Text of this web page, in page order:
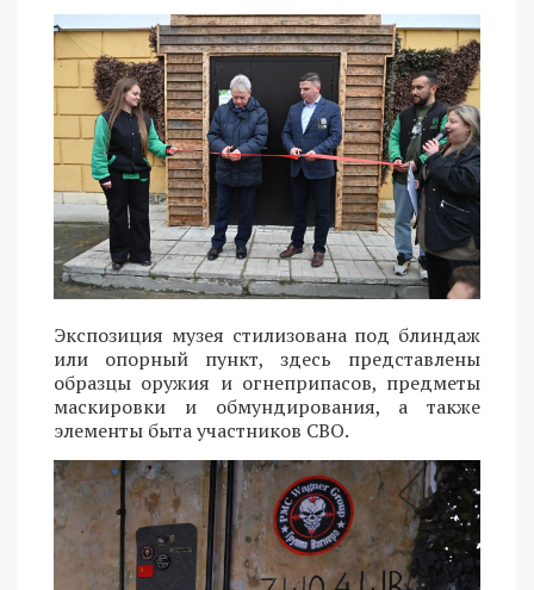
Экспозиция музея стилизована под блиндаж
или опорный пункт, здесь представлены
образцы оружия и огнеприпасов, предметы
маскировки и обмундирования, а также
элементы быта участников СВО.